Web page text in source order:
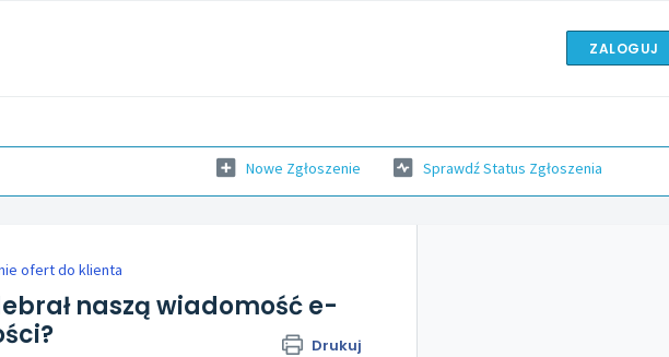
ZALOGUJ
Nowe Zgłoszenie Sprawdź Status Zgłoszenia
ofert do klienta
naszą wiadomość e-
Drukuj